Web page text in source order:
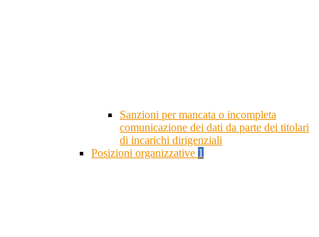
Sanzioni per mancata o incompleta
comunicazione dei dati da parte dei titolari
di incarichi dirigenziali
Posizioni organizzative 1